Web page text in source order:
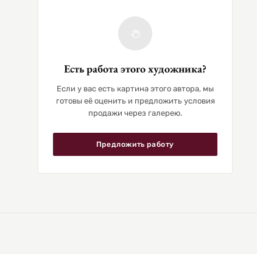
Есть работа этого художника?
Если у вас есть картина этого автора, мы
готовы её оценить и предложить условия
продажи через галерею.
Предложить работу